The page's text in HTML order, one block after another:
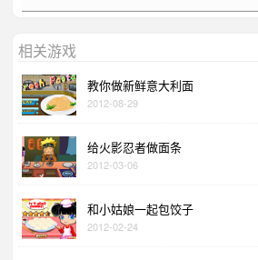
相关游戏
教你做新鲜意大利面
2012-08-29
给火影忍者做面条
2012-03-06
和小姑娘一起包饺子
2012-02-24